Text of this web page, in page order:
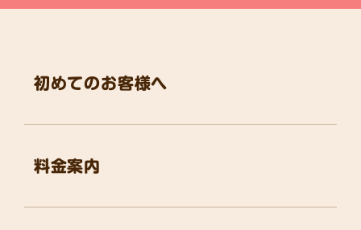
初めてのお客様へ
料金案内